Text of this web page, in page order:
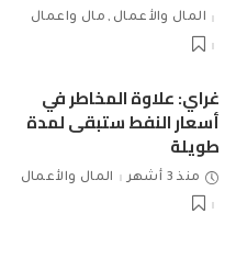
المال والأعمال
مال واعمال
غراي: علاوة المخاطر في
أسعار النفط ستبقى لمدة
طويلة
منذ 3 أشهر المال والأعمال